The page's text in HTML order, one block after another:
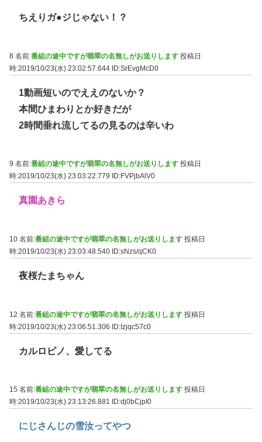
ちえりガ●ジじゃない！？
8 名前:番組の途中ですが翡翠の名無しがお送りします 投稿日
時:2019/10/23(水) 23:02:57.644 ID:SrEvgMcD0
1動画短いのでええのないか？
本間ひまわりとか好きだが
2時間垂れ流してるの見るのは辛いわ
9 名前:番組の途中ですが翡翠の名無しがお送りします 投稿日
時:2019/10/23(水) 23:03:22.779
ID:FVPjbAlV0
真園あきら
10 名前:番組の途中ですが翡翠の名無しがお送りします 投稿日
時:2019/10/23(水) 23:03:48.540 ID:sNzs/qCK0
夜桜たまちゃん
12 名前:番組の途中ですが翡翠の名無しがお送りします 投稿日
時:2019/10/23(水) 23:06:51.306 ID:Izjqc57c0
カルロピノ、愛してる
15 名前:番組の途中ですが翡翠の名無しがお送りします 投稿日
時:2019/10/23(水) 23:13:26.881
ID:dj0bCjpI0
にじさんじの雪汝ってやつ